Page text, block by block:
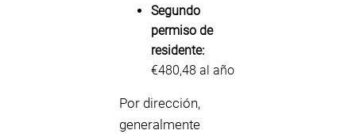
Segundo
permiso de
residente:
€480,48 al año
Por dirección,
generalmente